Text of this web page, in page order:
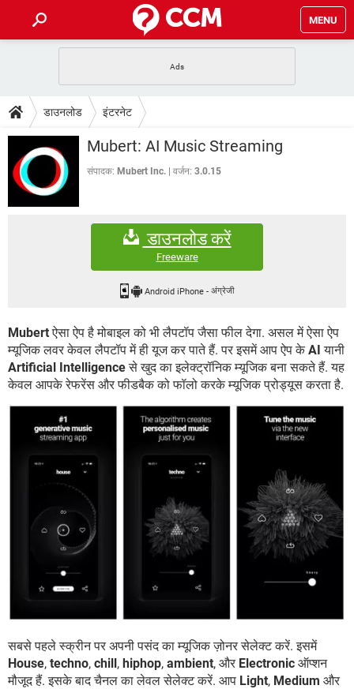
MENU
फोन पर अकाउंट बैलेंस चेक
WhatsApp Hack हो गया? Lucky Patcher यूज करें
टेक-स्पेशल
2020 के फ्री एंटीवायरस
बेस्ट फ्री ऑनलाइन गेम्स
Vidmate PUBG Mobile
WhatsRemoved+
FORUM
कंप्यूटर बस
डाउनलोड इंटरनेट
Mubert: AI Music Streaming
संपादक: Mubert Inc. वर्जन: 3.0.15
डाउनलोड करें
Freeware
Android iPhone-अंग्रेजी
Mubertऐसा ऐप है मोबाइल को भी लैपटॉप जैसा फील देगा. असल में ऐसा ऐप
म्यूजिक लवर केवल लैपटॉप में ही यूज कर पाते हैं. पर इसमें आप ऐप केAI यानी
Artificial Intelligenceसे खुद का इलेक्ट्रॉनिक म्यूजिक बना सकते हैं. यह
केवल आपके रेफरेंस और फीडबैक को फॉलो करके म्यूजिक प्रोड्यूस करता है.
सबसे पहले स्क्रीन पर अपनी पसंद का म्यूजिक ज़ोनर सेलेक्ट करें. इसमें
House, techno, chill, hiphop, ambient, और Electronic ऑप्शन
मौजूद हैं. इसके बाद चैनल का लेवल सेलेक्ट करें. आप Light, Medium और